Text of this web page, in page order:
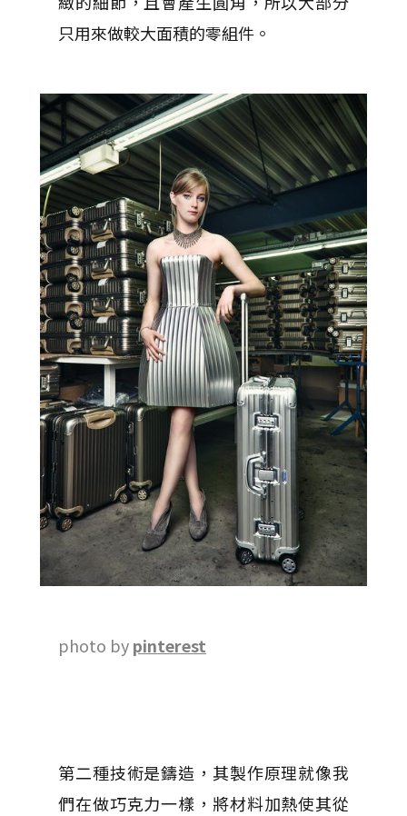
只用來做較大面積的零組件。
photo bypinterest
第二種技術是鑄造，其製作原理就像我
們在做巧克力一樣，將材料加熱使其從